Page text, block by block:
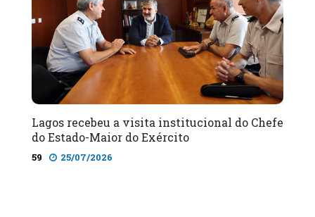
Lagos recebeu a visita institucional do Chefe
do Estado-Maior do Exército
59 25/07/2026